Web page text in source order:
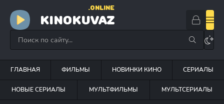
KINOKUVAZ
.ONLINE
ГЛАВНАЯ ФИЛЬМЫ НОВИНКИ КИНО СЕРИАЛЫ
НОВЫЕ СЕРИАЛЫ МУЛЬТФИЛЬМЫ МУЛЬТСЕРИАЛЫ